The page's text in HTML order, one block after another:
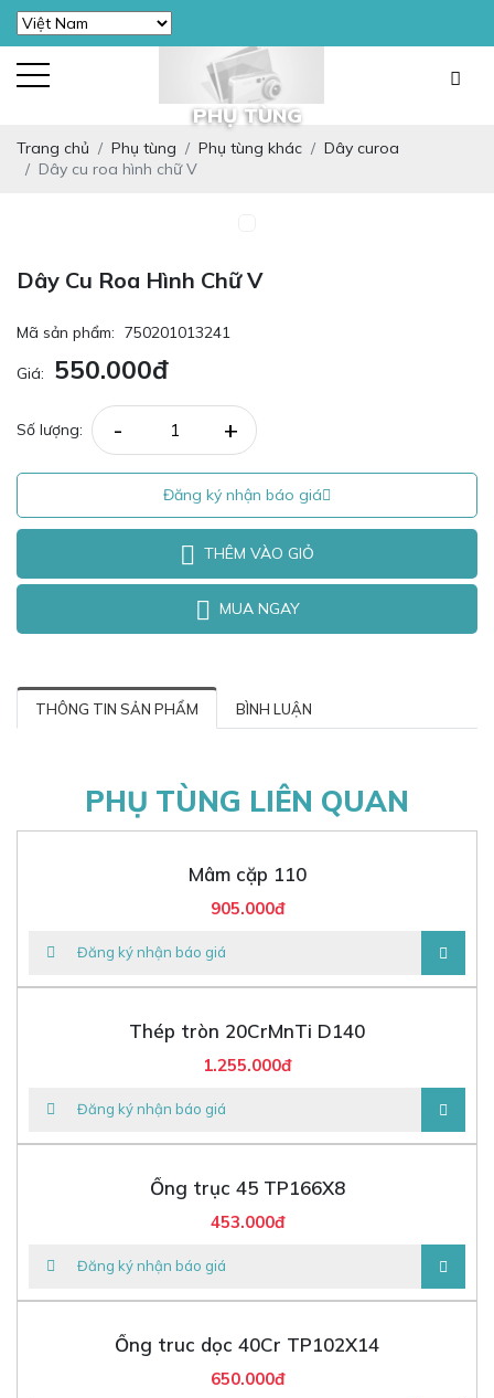
PHỤ TÙNG
Trang chủ Phụ tùng Phụ tùng khác
Dây curoa
Dây cu roa hình chữ V
Dây Cu Roa Hình Chữ V
Mã sản phẩm: 750201013241
Giá: 550.000đ
Số lượng: - +
Đăng ký nhận báo giá
THÊM VÀO GIỎ
MUA NGAY
THÔNG TIN SẢN PHẨM BÌNH LUẬN
PHỤ TÙNG LIÊN QUAN
Mâm cặp 110
905.000đ
Đăng ký nhận báo giá
Thép tròn 20CrMnTi D140
1.255.000đ
Đăng ký nhận báo giá
Ống trục 45 TP166X8
453.000đ
Đăng ký nhận báo giá
Ống truc dọc 40Cr TP102X14
650.000đ